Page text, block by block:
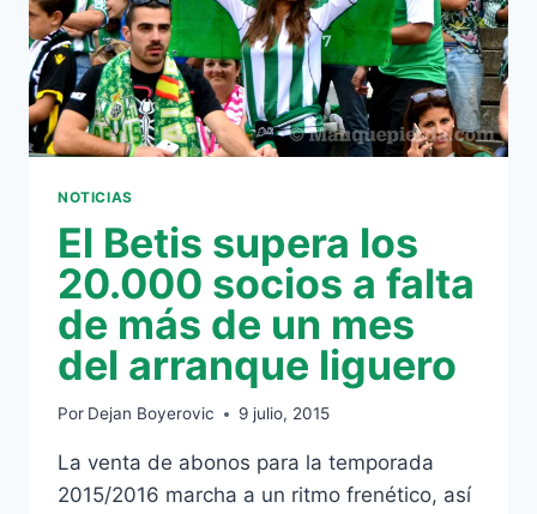
NOTICIAS
El Betis supera los
20.000 socios a falta
de más de un mes
del arranque liguero
Por Dejan Boyerovic 9 julio, 2015
La venta de abonos para la temporada
2015/2016 marcha a un ritmo frenético, así